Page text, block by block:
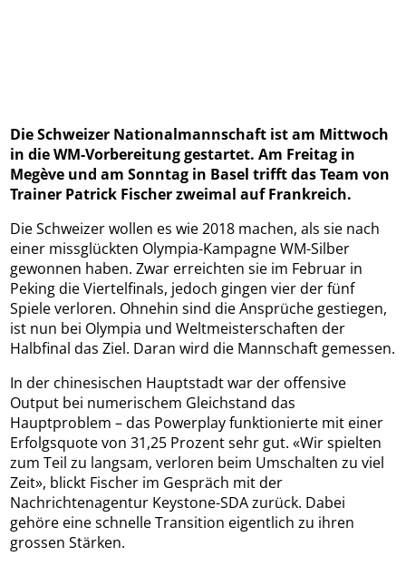
Die Schweizer Nationalmannschaft ist am Mittwoch
in die WM-Vorbereitung gestartet. Am Freitag in
Megève und am Sonntag in Basel trifft das Team von
Trainer Patrick Fischer zweimal auf Frankreich.
Die Schweizer wollen es wie 2018 machen, als sie nach
einer missglückten Olympia-Kampagne WM-Silber
gewonnen haben. Zwar erreichten sie im Februar in
Peking die Viertelfinals, jedoch gingen vier der fünf
Spiele verloren. Ohnehin sind die Ansprüche gestiegen,
ist nun bei Olympia und Weltmeisterschaften der
Halbfinal das Ziel. Daran wird die Mannschaft gemessen.
In der chinesischen Hauptstadt war der offensive
Output bei numerischem Gleichstand das
Hauptproblem – das Powerplay funktionierte mit einer
Erfolgsquote von 31,25 Prozent sehr gut. «Wir spielten
zum Teil zu langsam, verloren beim Umschalten zu viel
Zeit», blickt Fischer im Gespräch mit der
Nachrichtenagentur Keystone-SDA zurück. Dabei
gehöre eine schnelle Transition eigentlich zu ihren
grossen Stärken.